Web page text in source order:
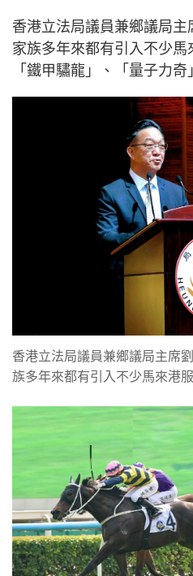
香港立法局議員兼鄉議局
家族多年來都有引入不少
「鐵甲驌龍」、「量子力
香港立法局議員兼鄉議局主席
族多年來都有引入不少馬來港服